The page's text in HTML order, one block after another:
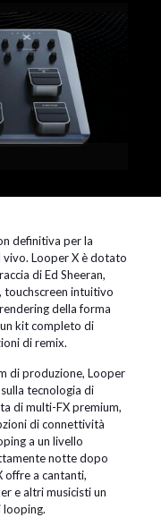
definitiva per la
vivo. Looper X è dotato
di Ed Sheeran,
touchscreen intuitivo
della forma
un kit completo di
di remix.
di produzione, Looper
tecnologia di
di multi-FX premium,
di connettività
a un livello
notte dopo
offre a cantanti,
e altri musicisti un
looping.